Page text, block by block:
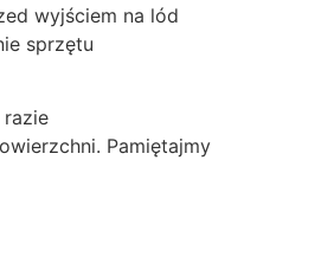
wyjściem na lód
sprzętu
Pamiętajmy